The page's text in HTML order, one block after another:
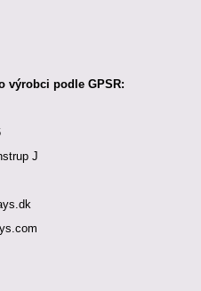
výrobci podle GPSR:
J